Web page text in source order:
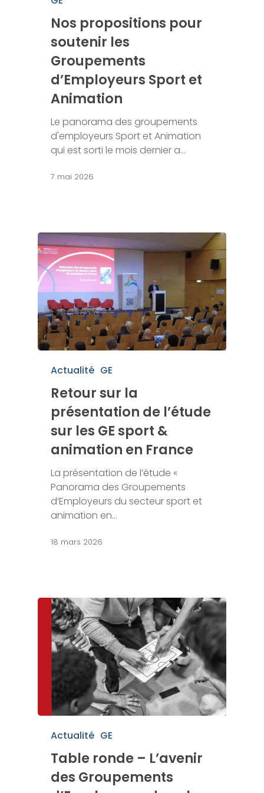
Nos propositions pour
soutenir les
Groupements
d’Employeurs Sport et
Animation
Le panorama des groupements
d'employeurs Sport et Animation
qui est sorti le mois dernier a…
7 mai 2026
Actualité GE
Retour sur la
présentation de l’étude
sur les GE sport &
animation en France
La présentation de l’étude «
Panorama des Groupements
d’Employeurs du secteur sport et
animation en…
18 mars 2026
Actualité GE
Table ronde – L’avenir
des Groupements